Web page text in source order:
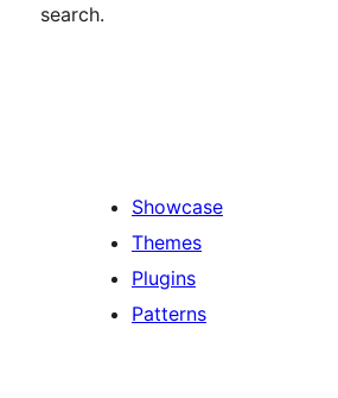
search.
Showcase
Themes
Plugins
Patterns